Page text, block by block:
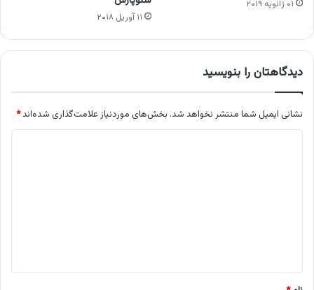
۰۱ ژانویه ۲۰۱۹
۱۱ آوریل ۲۰۱۸
دیدگاهتان را بنویسید
نشانی ایمیل شما منتشر نخواهد شد. بخش‌های موردنیاز علامت‌گذاری شده‌اند*